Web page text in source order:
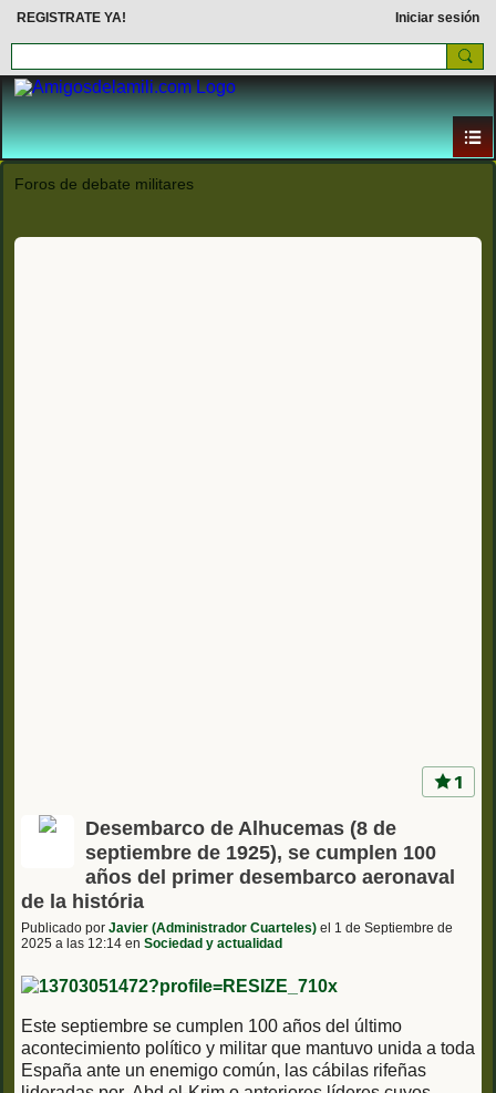
REGISTRATE YA! Iniciar sesión
Foros de debate militares
1
Desembarco de Alhucemas (8 de
septiembre de 1925), se cumplen 100
años del primer desembarco aeronaval
de la história
Publicado por Javier (Administrador Cuarteles) el 1 de Septiembre de
2025 a las 12:14 en Sociedad y actualidad
Este septiembre se cumplen 100 años del último
acontecimiento político y militar que mantuvo unida a toda
España ante un enemigo común, las cábilas rifeñas